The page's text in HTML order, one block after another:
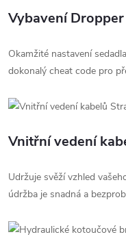
Vybavení
Okamžité nastavení
dokonalý cheat code pro
Vnitřní vedení
Udržuje svěží vzhled
údržba je snadná a